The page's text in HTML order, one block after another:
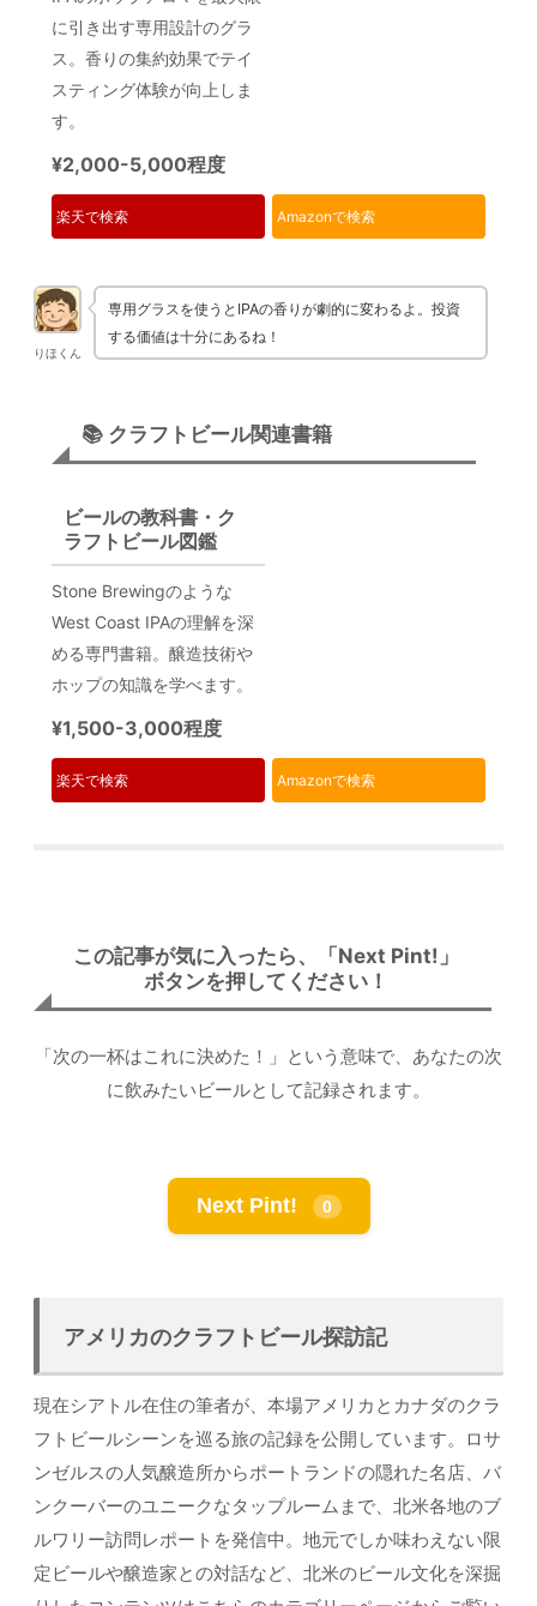
に引き出す専用設計のグラ
ス。香りの集約効果でテイ
スティング体験が向上しま
す。
¥2,000-5,000程度
楽天で検索 Amazonで検索
りほくん
専用グラスを使うとIPAの香りが劇的に変わるよ。投資
する価値は十分にあるね！
📚 クラフトビール関連書籍
ビールの教科書・ク
ラフトビール図鑑
Stone Brewingのような
West Coast IPAの理解を深
める専門書籍。醸造技術や
ホップの知識を学べます。
¥1,500-3,000程度
楽天で検索 Amazonで検索
この記事が気に入ったら、「Next Pint!」
ボタンを押してください！
「次の一杯はこれに決めた！」という意味で、あなたの次
に飲みたいビールとして記録されます。
Next Pint! 0
アメリカのクラフトビール探訪記
現在シアトル在住の筆者が、本場アメリカとカナダのクラ
フトビールシーンを巡る旅の記録を公開しています。ロサ
ンゼルスの人気醸造所からポートランドの隠れた名店、バ
ンクーバーのユニークなタップルームまで、北米各地のブ
ルワリー訪問レポートを発信中。地元でしか味わえない限
定ビールや醸造家との対話など、北米のビール文化を深掘